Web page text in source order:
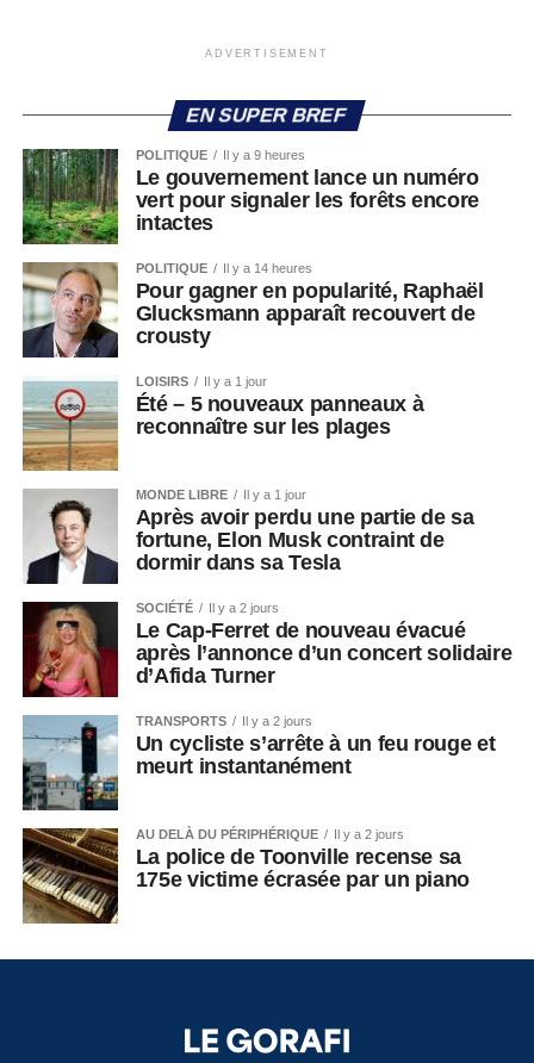
ADVERTISEMENT
EN SUPER BREF
POLITIQUE Il y a 9 heures
Le gouvernement lance un numéro
vert pour signaler les forêts encore
intactes
POLITIQUE Il y a 14 heures
Pour gagner en popularité, Raphaël
Glucksmann apparaît recouvert de
crousty
LOISIRS Il y a 1 jour
Été – 5 nouveaux panneaux à
reconnaître sur les plages
MONDE LIBRE Il y a 1 jour
Après avoir perdu une partie de sa
fortune, Elon Musk contraint de
dormir dans sa Tesla
SOCIÉTÉ Il y a 2 jours
Le Cap-Ferret de nouveau évacué
après l’annonce d’un concert solidaire
d’Afida Turner
TRANSPORTS Il y a 2 jours
Un cycliste s’arrête à un feu rouge et
meurt instantanément
AU DELÀ DU PÉRIPHÉRIQUE Il y a 2 jours
La police de Toonville recense sa
175e victime écrasée par un piano